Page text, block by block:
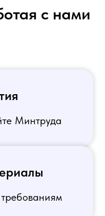
с нами
Минтруда